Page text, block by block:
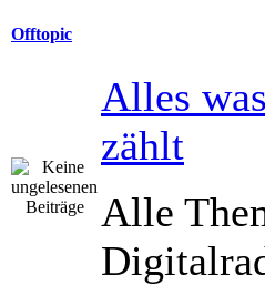
Offtopic
Alles
zählt
Alle